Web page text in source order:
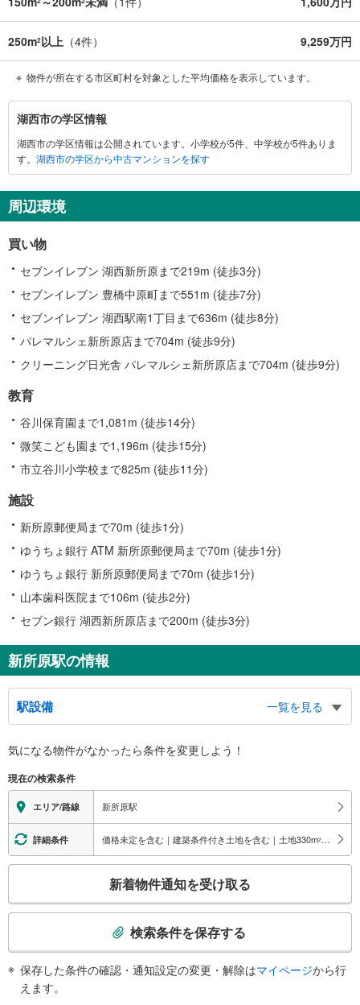
250m2以上 （4件） 9,259万円
物件が所在する市区町村を対象とした平均価格を表示しています。
湖
西
市
に
す
る
報
湖西市の学区情報
湖西市の学区情報は公開されています。小学校が5件、中学校が5件ありま
す。 湖西市の学区から中古マンションを探す
周辺環境
買い物
セブンイレブン 湖西新所原まで219m (徒歩3分)
セブンイレブン 豊橋中原町まで551m (徒歩7分)
セブンイレブン 湖西駅南1丁目まで636m (徒歩8分)
パレマルシェ新所原店まで704m (徒歩9分)
クリーニング日光舎 パレマルシェ新所原店まで704m (徒歩9分)
教育
谷川保育園まで1,081m (徒歩14分)
微笑こども園まで1,196m (徒歩15分)
市立谷川小学校まで825m (徒歩11分)
施設
新所原郵便局まで70m (徒歩1分)
ゆうちょ銀行 ATM 新所原郵便局まで70m (徒歩1分)
ゆうちょ銀行 新所原郵便局まで70m (徒歩1分)
山本歯科医院まで106m (徒歩2分)
セブン銀行 湖西新所原店まで200m (徒歩3分)
新所原駅の情報
駅設備
一覧を見る
※段差なしでの移動経路
【ＪＲ東海】：○
【天竜浜名湖鉄道】：×
エレベータ
【ＪＲ】
・各ホーム⇔改札
・改札⇔北口
エスカレータ
【ＪＲ】
・改札⇔南口
トイレ
【ＪＲ】
気になる物件がなかったら条件を変更しよう！
現在の検索条件
エリア/路線 新所原駅
詳細条件 価格未定を含む｜建築条件付き土地を含む｜土地330m2 以上
検
新着物件通知を受け取る
検索条件を保存する
保存した条件の確認・通知設定の変更・解除はマイページから行
えます。